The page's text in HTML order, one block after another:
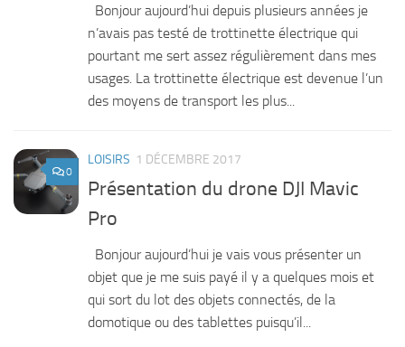
Bonjour aujourd’hui depuis plusieurs années je
n’avais pas testé de trottinette électrique qui
pourtant me sert assez régulièrement dans mes
usages. La trottinette électrique est devenue l’un
des moyens de transport les plus...
0
LOISIRS 1 DÉCEMBRE 2017
Présentation du drone DJI Mavic
Pro
Bonjour aujourd’hui je vais vous présenter un
objet que je me suis payé il y a quelques mois et
qui sort du lot des objets connectés, de la
domotique ou des tablettes puisqu’il...